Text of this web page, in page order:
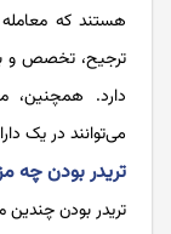
هستند که
ترجیح، تخصص و
دارد. همچنین،
می‌توانند در یک
تریدر بودن چه
تریدر بودن چندین